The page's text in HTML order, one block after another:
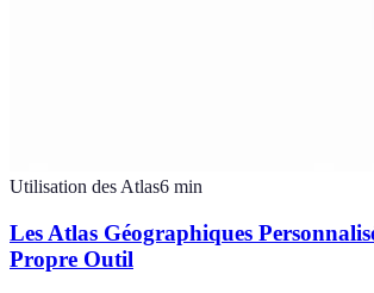
Utilisation des Atlas6 min
Les Atlas Géographiques
Propre Outil